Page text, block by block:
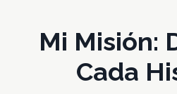
Mi Misión:
Cada